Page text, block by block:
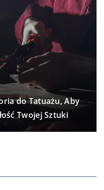
do Tatuażu, Aby
Twojej Sztuki